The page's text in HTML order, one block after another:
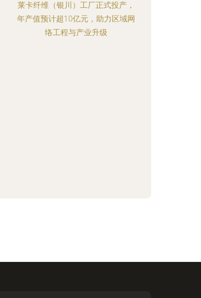
莱卡纤维（银川）工厂正式投产，
年产值预计超10亿元，助力区域网
络工程与产业升级